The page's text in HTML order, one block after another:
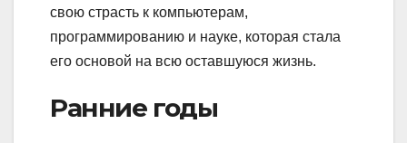
свою страсть к компьютерам,
программированию и науке, которая стала
его основой на всю оставшуюся жизнь.
Ранние годы